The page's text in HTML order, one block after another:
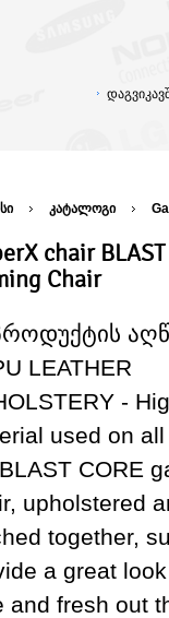
კატალოგი
chair
Chair
LEATHER
-
used on
CORE
upholstered
together,
a great
and fresh out